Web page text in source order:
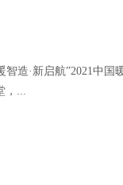
造·新启航”2021中国
...